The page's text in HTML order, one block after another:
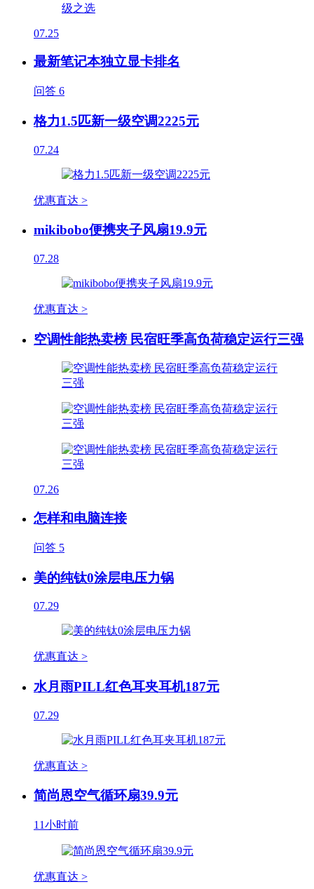
07.25
最新笔记本独立显卡排名
问答 6
格力1.5匹新一级空调2225元
07.24
优惠直达 >
mikibobo便携夹子风扇19.9元
07.28
优惠直达 >
空调性能热卖榜 民宿旺季高负荷稳定运行三强
07.26
怎样和电脑连接
问答 5
美的纯钛0涂层电压力锅
07.29
优惠直达 >
水月雨PILL红色耳夹耳机187元
07.29
优惠直达 >
简尚恩空气循环扇39.9元
11小时前
优惠直达 >